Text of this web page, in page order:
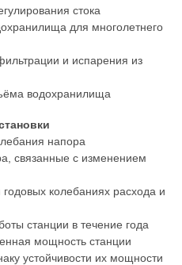
стока
для многолетнего
и испарения из
водохранилища
напора
связанные с изменением
колебаниях расхода и
станции в течение года
мощность станции
устойчивости их мощности